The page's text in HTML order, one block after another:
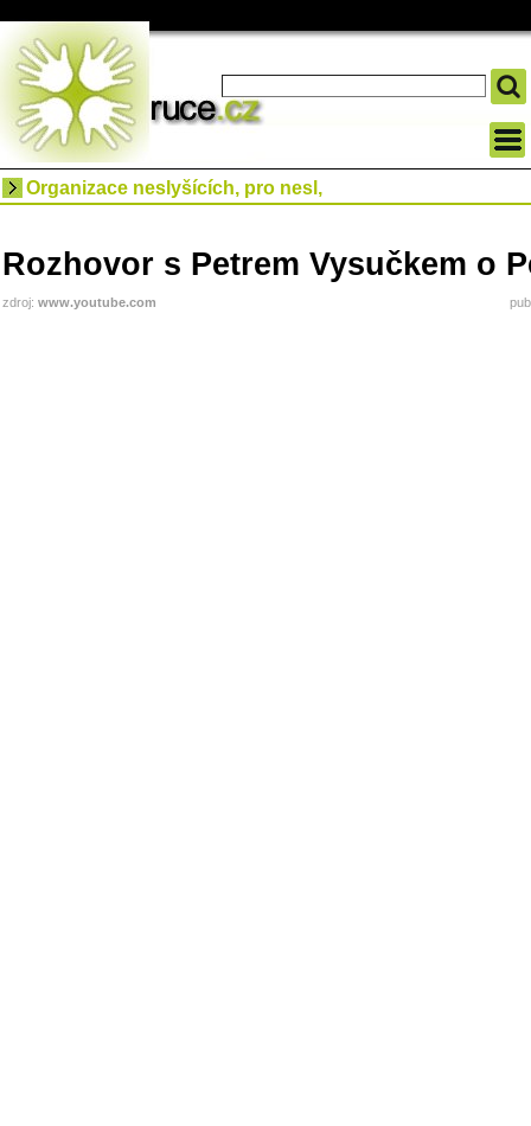
Organizace neslyšících, pro nesl,
Rozhovor s Petrem Vysučkem o
zdroj: www.youtube.com